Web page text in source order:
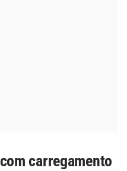
carregamento